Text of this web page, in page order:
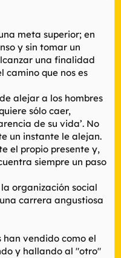
meta superior; en
y sin tomar un
una finalidad
que nos es
alejar a los hombres
sólo caer,
de su vida’. No
un instante le alejan.
el propio presente y,
siempre un paso
organización social
carrera angustiosa
vendido como el
y hallando al "otro"